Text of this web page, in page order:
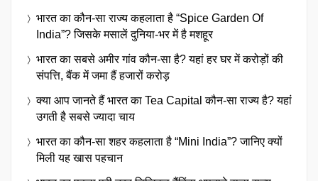
भारत का कौन-सा राज्य कहलाता है “Spice Garden Of
India”? जिसके मसालें दुनिया-भर में है मशहूर
भारत का सबसे अमीर गांव कौन-सा है? यहां हर घर में करोड़ों की
संपत्ति, बैंक में जमा हैं हजारों करोड़
क्या आप जानते हैं भारत का Tea Capital कौन-सा राज्य है? यहां
उगती है सबसे ज्यादा चाय
भारत का कौन-सा शहर कहलाता है “Mini India”? जानिए क्यों
मिली यह खास पहचान